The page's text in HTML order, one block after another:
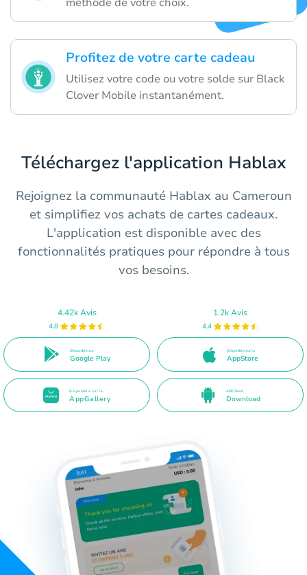
Profitez de votre carte cadeau
Utilisez votre code ou votre solde sur Black
Clover Mobile instantanément.
Téléchargez l'application Hablax
Rejoignez la communauté Hablax au Cameroun
et simplifiez vos achats de cartes cadeaux.
L'application est disponible avec des
fonctionnalités pratiques pour répondre à tous
vos besoins.
4.42k Avis
4.8
Disponible sur
Google Play
1.2k Avis
4.4
Disponible sur la
AppStore
Disponible sur la
AppGallery
APK Direct
Download